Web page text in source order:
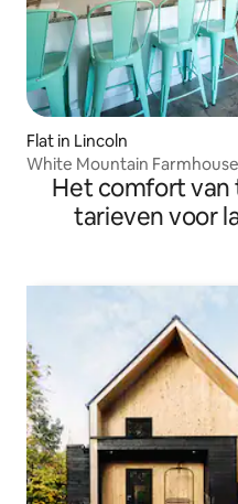
Flat in Lincoln
White Mountain Farmhouse
Het comfort van
tarieven voor